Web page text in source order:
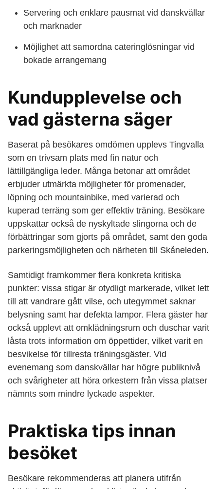
Servering och enklare pausmat vid danskvällar
och marknader
Möjlighet att samordna cateringlösningar vid
bokade arrangemang
Kundupplevelse och
vad gästerna säger
Baserat på besökares omdömen upplevs Tingvalla
som en trivsam plats med fin natur och
lättillgängliga leder. Många betonar att området
erbjuder utmärkta möjligheter för promenader,
löpning och mountainbike, med varierad och
kuperad terräng som ger effektiv träning. Besökare
uppskattar också de nyskyltade slingorna och de
förbättringar som gjorts på området, samt den goda
parkeringsmöjligheten och närheten till Skåneleden.
Samtidigt framkommer flera konkreta kritiska
punkter: vissa stigar är otydligt markerade, vilket lett
till att vandrare gått vilse, och utegymmet saknar
belysning samt har defekta lampor. Flera gäster har
också upplevt att omklädningsrum och duschar varit
låsta trots information om öppettider, vilket varit en
besvikelse för tillresta träningsgäster. Vid
evenemang som danskvällar har högre publiknivå
och svårigheter att höra orkestern från vissa platser
nämnts som mindre lyckade aspekter.
Praktiska tips innan
besöket
Besökare rekommenderas att planera utifrån